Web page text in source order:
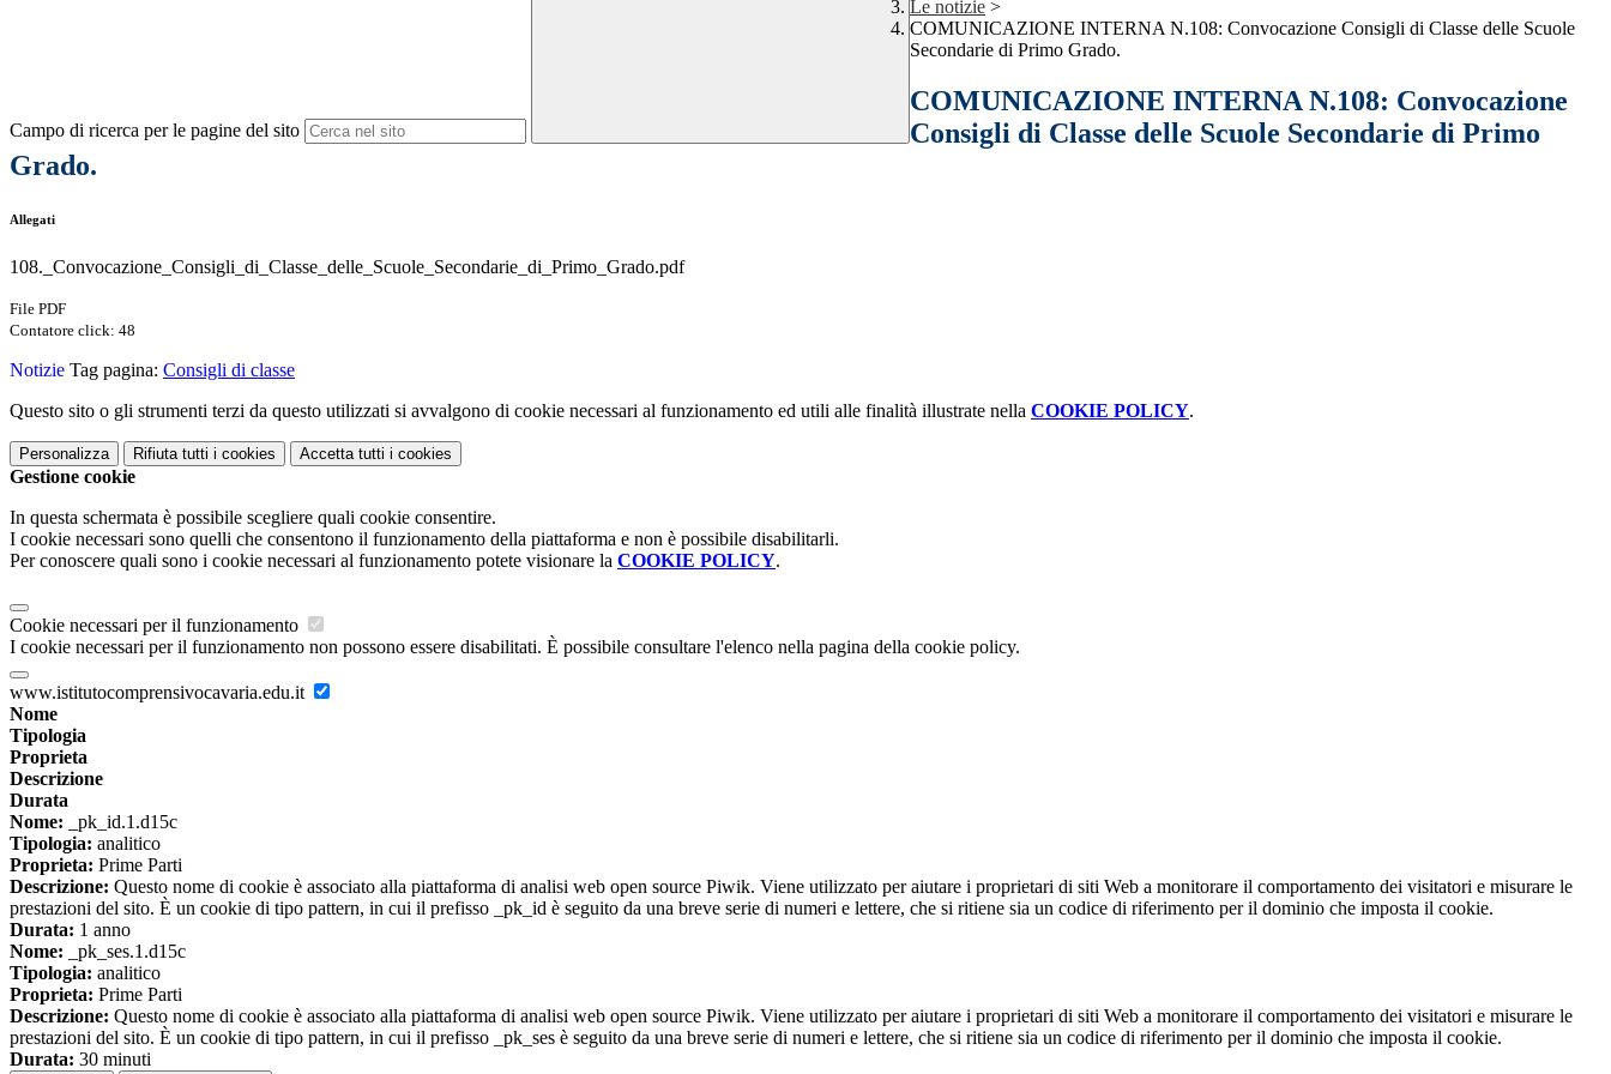
Campo di ricerca per le pagine del sito
Le notizie >
COMUNICAZIONE INTERNA N.108: Convocazione Consigli di Classe delle Scuole
Secondarie di Primo Grado.
COMUNICAZIONE INTERNA N.108: Convocazione
Consigli di Classe delle Scuole Secondarie di Primo
Grado.
Allegati
108._Convocazione_Consigli_di_Classe_delle_Scuole_Secondarie_di_Primo_Grado.pdf
File PDF
Contatore click: 48
Notizie Tag pagina: Consigli di classe
Questo sito o gli strumenti terzi da questo utilizzati si avvalgono di cookie necessari al funzionamento ed utili alle finalità illustrate nella COOKIE POLICY.
Personalizza Rifiuta tutti i cookies Accetta tutti i cookies
Gestione cookie
In questa schermata è possibile scegliere quali cookie consentire.
I cookie necessari sono quelli che consentono il funzionamento della piattaforma e non è possibile disabilitarli.
Per conoscere quali sono i cookie necessari al funzionamento potete visionare la COOKIE POLICY.
Cookie necessari per il funzionamento
I cookie necessari per il funzionamento non possono essere disabilitati. È possibile consultare l'elenco nella pagina della cookie policy.
www.istitutocomprensivocavaria.edu.it
Nome
Tipologia
Proprieta
Descrizione
Durata
Nome: _pk_id.1.d15c
Tipologia: analitico
Proprieta: Prime Parti
Descrizione: Questo nome di cookie è associato alla piattaforma di analisi web open source Piwik. Viene utilizzato per aiutare i proprietari di siti Web a monitorare il comportamento dei visitatori e misurare le
prestazioni del sito. È un cookie di tipo pattern, in cui il prefisso _pk_id è seguito da una breve serie di numeri e lettere, che si ritiene sia un codice di riferimento per il dominio che imposta il cookie.
Durata: 1 anno
Nome: _pk_ses.1.d15c
Tipologia: analitico
Proprieta: Prime Parti
Descrizione: Questo nome di cookie è associato alla piattaforma di analisi web open source Piwik. Viene utilizzato per aiutare i proprietari di siti Web a monitorare il comportamento dei visitatori e misurare le
prestazioni del sito. È un cookie di tipo pattern, in cui il prefisso _pk_ses è seguito da una breve serie di numeri e lettere, che si ritiene sia un codice di riferimento per il dominio che imposta il cookie.
Durata: 30 minuti